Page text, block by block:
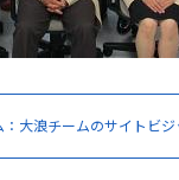
大浪チームのサイトビジ